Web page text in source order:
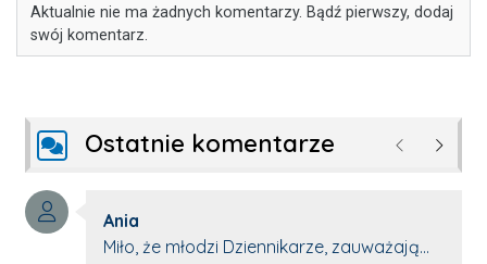
Aktualnie nie ma żadnych komentarzy. Bądź pierwszy, dodaj
swój komentarz.
Ostatnie komentarze Poprzednie
Autor komentarza:
Ania
Treść komentarza:
Miło, że młodzi Dziennikarze, zauważają